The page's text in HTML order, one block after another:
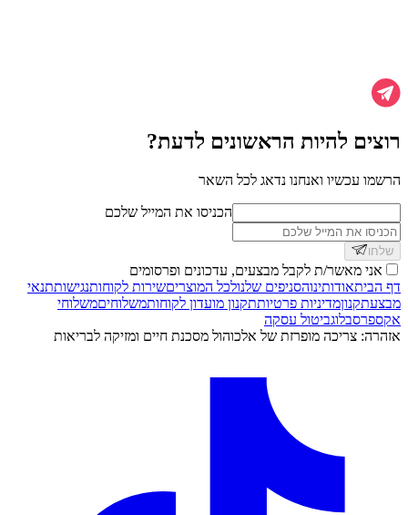
רוצים להיות הראשונים לדעת?
הרשמו עכשיו ואנחנו נדאג לכל השאר
הכניסו את המייל שלכם
שלחו
אני מאשר/ת לקבל מבצעים, עדכונים ופרסומים
דף הביתאודותינוהסניפים שלנולכל המוצריםשירות לקוחותנגישותתנאי
מבצעתקנוןמדיניות פרטיותתקנון מועדון לקוחותמשלוחיםמשלוחי
אקספרסבלוגביטול עסקה
אזהרה: צריכה מופרזת של אלכוהול מסכנת חיים ומזיקה לבריאות